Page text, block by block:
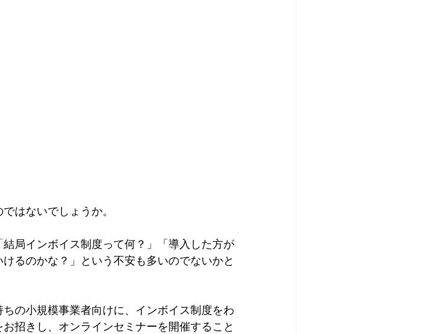
はないでしょうか。
局インボイス制度って何？」「導入した方が
るのかな？」という不安も多いのでないかと
の小規模事業者向けに、インボイス制度をわ
招きし、オンラインセミナーを開催すること